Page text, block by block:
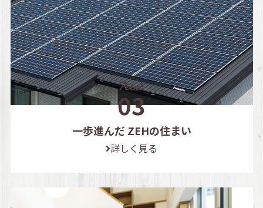
一歩進んだ ZEHの住まい
詳しく見る